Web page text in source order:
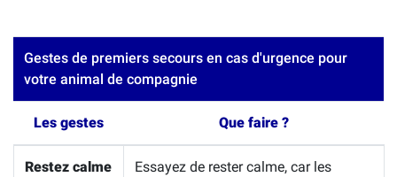
Gestes de premiers secours en cas d'urgence pour
votre animal de compagnie
Les gestes Que faire ?
Restez calme
Essayez de rester calme, car les